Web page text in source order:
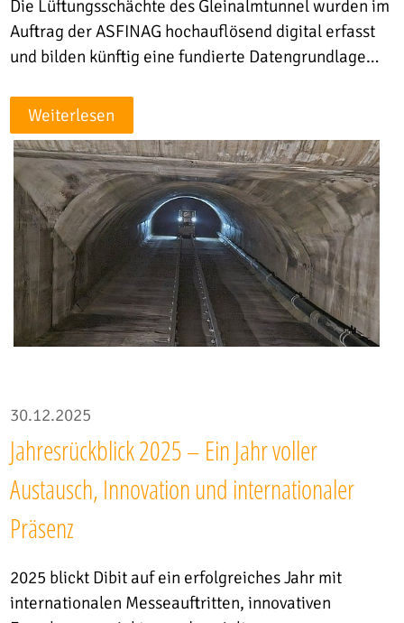
Die Lüftungsschächte des Gleinalmtunnel wurden im
Auftrag der ASFINAG hochauflösend digital erfasst
und bilden künftig eine fundierte Datengrundlage…
Weiterlesen
30.12.2025
Jahresrückblick 2025 – Ein Jahr voller
Austausch, Innovation und internationaler
Präsenz
2025 blickt Dibit auf ein erfolgreiches Jahr mit
internationalen Messeauftritten, innovativen